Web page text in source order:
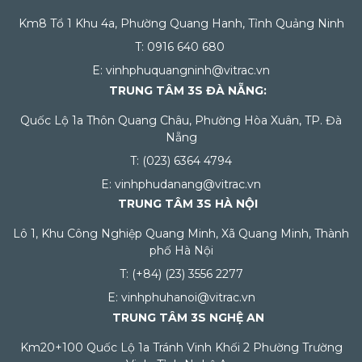
Km8 Tổ 1 Khu 4a, Phường Quang Hanh, Tỉnh Quảng Ninh
T: 0916 640 680
E: vinhphuquangninh@vitrac.vn
TRUNG TÂM 3S ĐÀ NẴNG:
Quốc Lộ 1a Thôn Quang Châu, Phường Hòa Xuân, TP. Đà
Nẵng
T: (023) 6364 4794
E: vinhphudanang@vitrac.vn
TRUNG TÂM 3S HÀ NỘI
Lô 1, Khu Công Nghiệp Quang Minh, Xã Quang Minh, Thành
phố Hà Nội
T: (+84) (23) 3556 2277
E: vinhphuhanoi@vitrac.vn
TRUNG TÂM 3S NGHỆ AN
Km20+100 Quốc Lộ 1a Tránh Vinh Khối 2 Phường Trường